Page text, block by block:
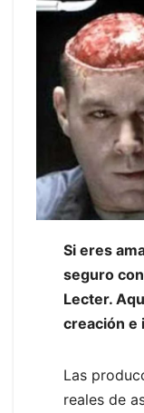
Si eres
seguro
Lecter.
creación e
Las
reales de